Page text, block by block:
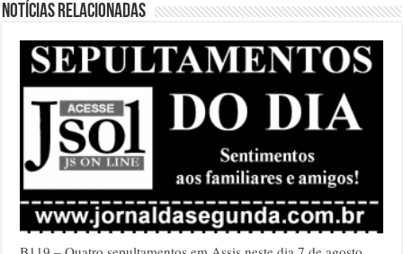
Notícias relacionadas